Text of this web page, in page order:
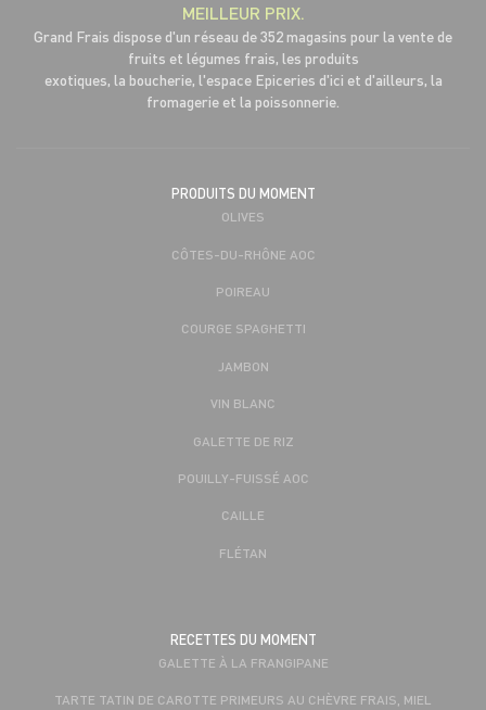
MEILLEUR PRIX.
Grand Frais dispose d'un réseau de 352 magasins pour la vente de
fruits et légumes frais, les produits
exotiques, la boucherie, l'espace Epiceries d'ici et d'ailleurs, la
fromagerie et la poissonnerie.
PRODUITS DU MOMENT
OLIVES
CÔTES-DU-RHÔNE AOC
POIREAU
COURGE SPAGHETTI
JAMBON
VIN BLANC
GALETTE DE RIZ
POUILLY-FUISSÉ AOC
CAILLE
FLÉTAN
RECETTES DU MOMENT
GALETTE À LA FRANGIPANE
TARTE TATIN DE CAROTTE PRIMEURS AU CHÈVRE FRAIS, MIEL